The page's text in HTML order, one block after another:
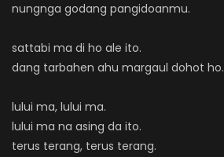
nungnga godang pangidoanmu.
sattabi ma di ho ale ito.
dang tarbahen ahu margaul dohot ho.
lului ma, lului ma.
lului ma na asing da ito.
terus terang, terus terang.